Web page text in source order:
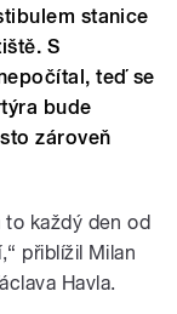
stanice
S
teď se
bude
zároveň
to každý den od
přiblížil Milan
Havla.